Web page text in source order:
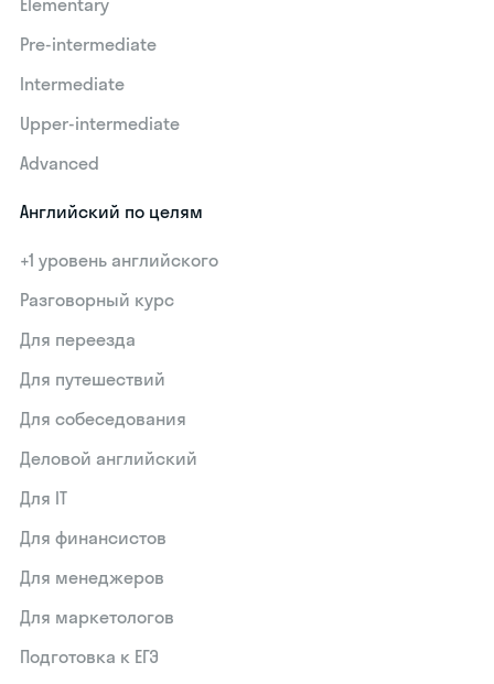
Elementary
Pre-intermediate
Intermediate
Upper-intermediate
Advanced
Английский по целям
+1 уровень английского
Разговорный курс
Для переезда
Для путешествий
Для собеседования
Деловой английский
Для IT
Для финансистов
Для менеджеров
Для маркетологов
Подготовка к ЕГЭ